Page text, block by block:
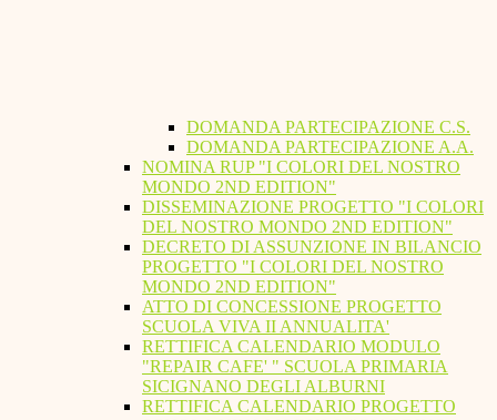
DOMANDA PARTECIPAZIONE C.S.
DOMANDA PARTECIPAZIONE A.A.
NOMINA RUP "I COLORI DEL NOSTRO
MONDO 2ND EDITION"
DISSEMINAZIONE PROGETTO "I COLORI
DEL NOSTRO MONDO 2ND EDITION"
DECRETO DI ASSUNZIONE IN BILANCIO
PROGETTO "I COLORI DEL NOSTRO
MONDO 2ND EDITION"
ATTO DI CONCESSIONE PROGETTO
SCUOLA VIVA II ANNUALITA'
RETTIFICA CALENDARIO MODULO
"REPAIR CAFE' " SCUOLA PRIMARIA
SICIGNANO DEGLI ALBURNI
RETTIFICA CALENDARIO PROGETTO